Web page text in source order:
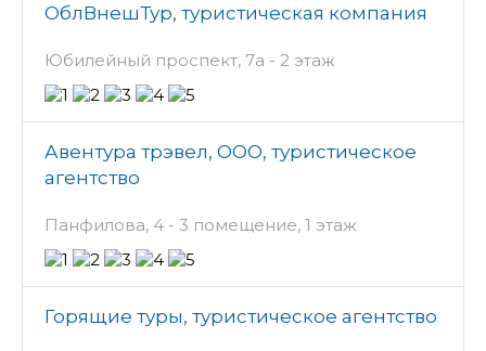
ОблВнешТур, туристическая компания
Юбилейный проспект, 7а - 2 этаж
Авентура трэвел, ООО, туристическое
агентство
Панфилова, 4 - 3 помещение, 1 этаж
Горящие туры, туристическое агентство